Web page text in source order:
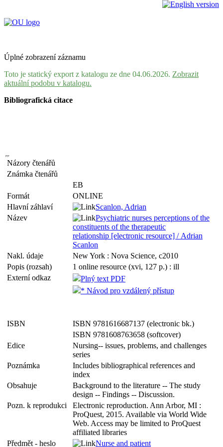
Úplné zobrazení záznamu
Toto je statický export z katalogu ze dne 04.06.2026. Zobrazit
aktuální podobu v katalogu.
Bibliografická citace
Názory čtenářů
Známka čtenářů
EB
Formát
ONLINE
Hlavní záhlaví
Scanlon, Adrian
Název
Psychiatric nurses perceptions of the
constituents of the therapeutic
relationship [electronic resource] / Adrian
Scanlon
Nakl. údaje
New York : Nova Science, c2010
Popis (rozsah)
1 online resource (xvi, 127 p.) : ill
Externí odkaz
Plný text PDF
* Návod pro vzdálený přístup
ISBN
ISBN 9781616687137 (electronic bk.)
ISBN 9781608763658 (softcover)
Edice
Nursing-- issues, problems, and challenges
series
Poznámka
Includes bibliographical references and
index
Obsahuje
Background to the literature -- The study
design -- Findings -- Discussion.
Pozn. k reprodukci
Electronic reproduction. Ann Arbor, MI :
ProQuest, 2015. Available via World Wide
Web. Access may be limited to ProQuest
affiliated libraries
Předmět - heslo
Nurse and patient